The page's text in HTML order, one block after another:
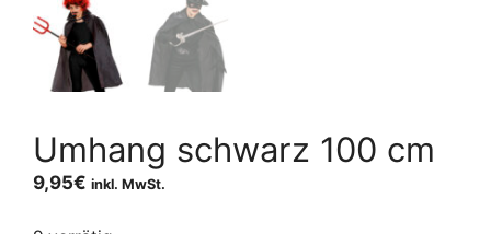
Umhang schwarz 100 cm
9,95€ inkl. MwSt.